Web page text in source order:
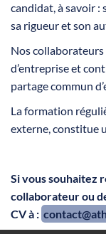
candidat, à savoir :
sa rigueur et son
Nos
d’entreprise et
partage commun
La formation
externe, constitue
Si vous souhaitez
collaborateur ou
CV à :